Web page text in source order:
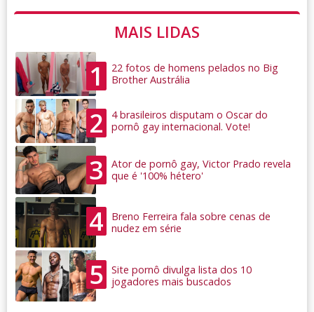
MAIS LIDAS
1
22 fotos de homens pelados no Big
Brother Austrália
2
4 brasileiros disputam o Oscar do
pornô gay internacional. Vote!
3
Ator de pornô gay, Victor Prado revela
que é '100% hétero'
4
Breno Ferreira fala sobre cenas de
nudez em série
5
Site pornô divulga lista dos 10
jogadores mais buscados